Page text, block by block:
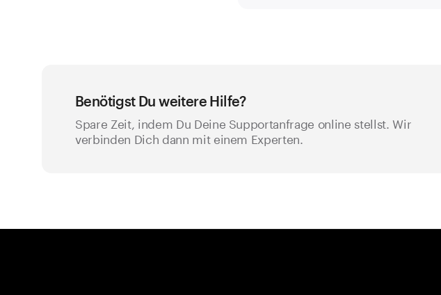
Benötigst Du weitere Hilfe?
Spare Zeit, indem Du Deine Supportanfrage online stellst. Wir
verbinden Dich dann mit einem Experten.